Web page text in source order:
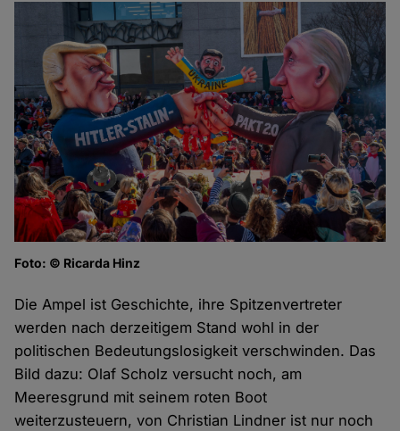
Foto: © Ricarda Hinz
Die Ampel ist Geschichte, ihre Spitzenvertreter
werden nach derzeitigem Stand wohl in der
politischen Bedeutungslosigkeit verschwinden. Das
Bild dazu: Olaf Scholz versucht noch, am
Meeresgrund mit seinem roten Boot
weiterzusteuern, von Christian Lindner ist nur noch